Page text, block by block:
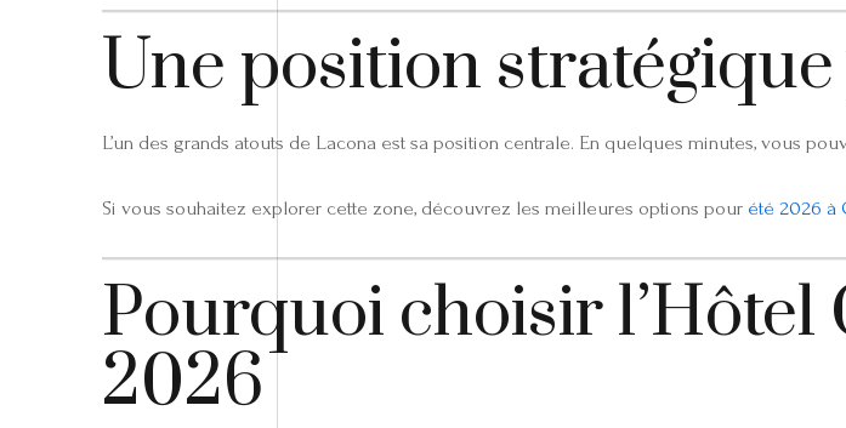
Une position
L’un des grands atouts de Lacona est sa position centrale. En quelques minutes, vous
Si vous souhaitez explorer cette zone, découvrez les meilleures options pour été 2026 à
Pourquoi choisir l’Hôtel
2026